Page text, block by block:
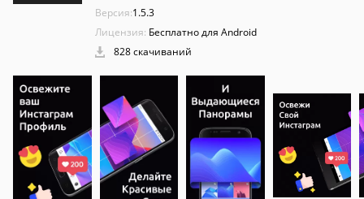
Версия:1.5.3
Лицензия: Бесплатно для Android
828 скачиваний